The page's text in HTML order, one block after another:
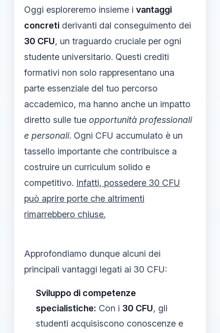
Oggi esploreremo insieme i vantaggi
concreti derivanti dal conseguimento dei
30 CFU, un traguardo cruciale per ogni
studente universitario. Questi crediti
formativi non solo rappresentano una
parte essenziale del tuo percorso
accademico, ma hanno anche un impatto
diretto sulle tue opportunità professionali
e personali. Ogni CFU accumulato è un
tassello importante che contribuisce a
costruire un curriculum solido e
competitivo. Infatti, possedere 30 CFU
può aprire porte che altrimenti
rimarrebbero chiuse.
Approfondiamo dunque alcuni dei
principali vantaggi legati ai 30 CFU:
Sviluppo di competenze
specialistiche: Con i 30 CFU, gli
studenti acquisiscono conoscenze e